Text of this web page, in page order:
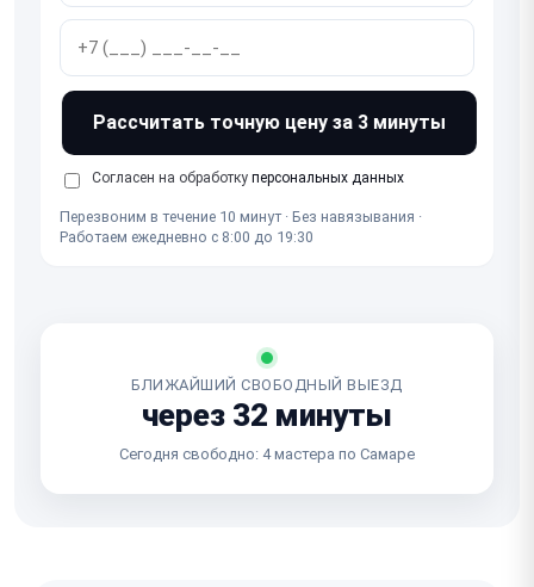
Рассчитать точную цену за 3 минуты
Согласен на обработку персональных данных
Перезвоним в течение 10 минут · Без навязывания ·
Работаем ежедневно с 8:00 до 19:30
БЛИЖАЙШИЙ СВОБОДНЫЙ ВЫЕЗД
через 32 минуты
Сегодня свободно: 4 мастера по Самаре